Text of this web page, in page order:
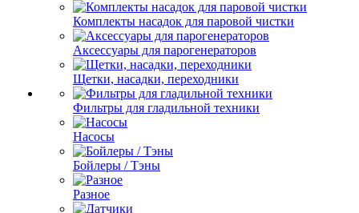
Комплекты насадок для паровой чистки
Аксессуары для парогенераторов
Щетки, насадки, переходники
Фильтры для гладильной техники
Насосы
Бойлеры / Тэны
Разное